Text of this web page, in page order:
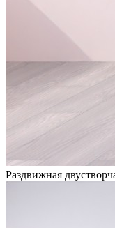
Раздвижная